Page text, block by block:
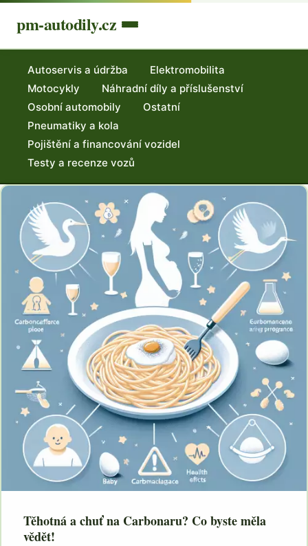
pm-autodily.cz
Autoservis a údržba
Elektromobilita
Motocykly
Náhradní díly a příslušenství
Osobní automobily
Ostatní
Pneumatiky a kola
Pojištění a financování vozidel
Testy a recenze vozů
Těhotná a chuť na Carbonaru? Co byste měla
vědět!